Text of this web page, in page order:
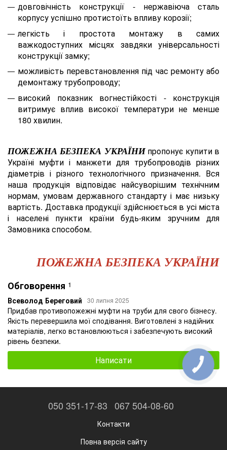
довговічність конструкції - нержавіюча сталь
корпусу успішно протистоїть впливу корозії;
легкість і простота монтажу в самих
важкодоступних місцях завдяки універсальності
конструкції замку;
можливість перевстановлення під час ремонту або
демонтажу трубопроводу;
високий показник вогнестійкості - конструкція
витримує вплив високої температури не менше
180 хвилин.
ПОЖЕЖНА БЕЗПЕКА УКРАЇНИпропонує купити в
Україні муфти і манжети для трубопроводів різних
діаметрів і різного технологічного призначення. Вся
наша продукція відповідає найсуворішим технічним
нормам, умовам державного стандарту і має низьку
вартість. Доставка продукції здійснюється в усі міста
і населені пункти країни будь-яким зручним для
Замовника способом.
ПОЖЕЖНА БЕЗПЕКА УКРАЇНИ
Обговорення 1
Всеволод Береговий 30 липня 2025
Придбав противопожежні муфти на труби для свого бізнесу.
Якість перевершила мої сподівання. Виготовлені з надійних
матеріалів, легко встановлюються і забезпечують високий
рівень безпеки.
Написати
050 351-17-83 067 504-08-60
Контакти
Повна версія сайту